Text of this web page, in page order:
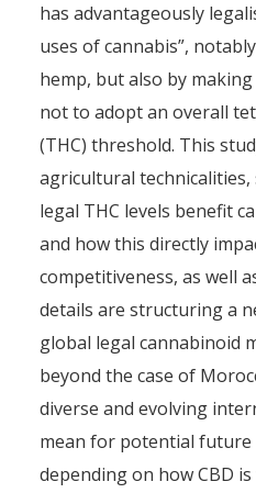
has advantageously
uses of cannabis”,
hemp, but also by
not to adopt an overall
(THC) threshold. This
agricultural
legal THC levels benefit
and how this directly
competitiveness, as well
details are structuring a
global legal cannabinoid
beyond the case of
diverse and evolving
mean for potential future
depending on how CBD